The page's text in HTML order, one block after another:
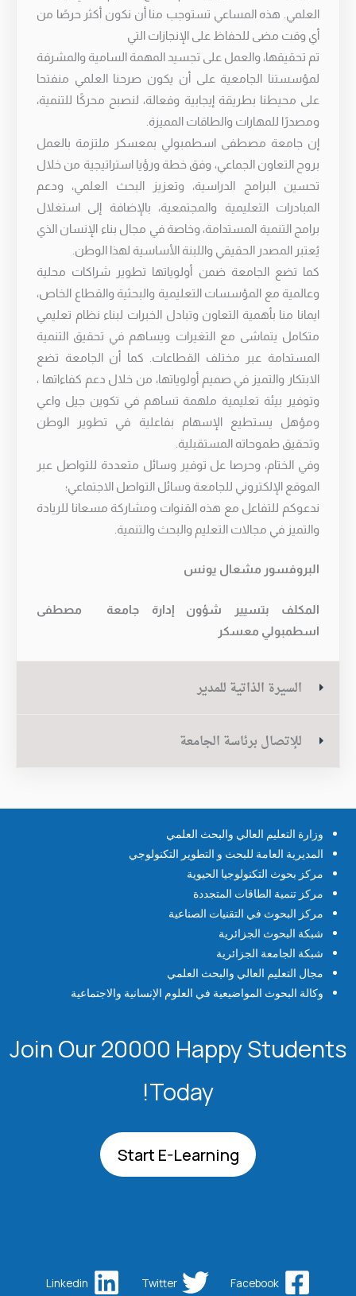
العلمي. هذه المساعي تستوجب منا أن نكون أكثر حرصًا من
أي وقت مضى للحفاظ على الإنجازات التي
تم تحقيقها، والعمل على تجسيد المهمة السامية والمشرفة
لمؤسستنا الجامعية على أن يكون صرحنا العلمي منفتحا
على محيطنا بطريقة إيجابية وفعالة، لنصبح محركًا للتنمية،
ومصدرًا للمهارات والطاقات المميزة.
إن جامعة مصطفى اسطمبولي بمعسكر ملتزمة بالعمل
بروح التعاون الجماعي، وفق خطة ورؤيا استراتيجية من خلال
تحسين البرامج الدراسية، وتعزيز البحث العلمي، ودعم
المبادرات التعليمية والمجتمعية، بالإضافة إلى استغلال
برامج التنمية المستدامة، وخاصة في مجال بناء الإنسان الذي
يُعتبر المصدر الحقيقي واللبنة الأساسية لهذا الوطن.
كما تضع الجامعة ضمن أولوياتها تطوير شراكات محلية
وعالمية مع المؤسسات التعليمية والبحثية والقطاع الخاص،
ايمانا منا بأهمية التعاون وتبادل الخبرات لبناء نظام تعليمي
متكامل يتماشى مع التغيرات ويساهم في تحقيق التنمية
المستدامة عبر مختلف القطاعات. كما أن الجامعة تضع
الابتكار والتميز في صميم أولوياتها، من خلال دعم كفاءاتها ،
وتوفير بيئة تعليمية ملهمة تساهم في تكوين جيل واعي
ومؤهل يستطيع الإسهام بفاعلية في تطوير الوطن
وتحقيق طموحاته المستقبلية.
وفي الختام، وحرصا عل توفير وسائل متعددة للتواصل عبر
الموقع الإلكتروني للجامعة وسائل التواصل الاجتماعي؛
ندعوكم للتفاعل مع هذه القنوات ومشاركة مسعانا للريادة
والتميز في مجالات التعليم والبحث والتنمية.
البروفسور مشعال يونس
المكلف بتسيير شؤون إدارة جامعة مصطفى
اسطمبولي معسكر
السيرة الذاتية للمدير
للإتصال برئاسة الجامعة
وزارة التعليم العالي والبحث العلمي
المديرية العامة للبحث و التطوير التكنولوجي
مركز بحوث التكنولوجيا الحيوية
مركز تنمية الطاقات المتجددة
مركز البحوث في التقنيات الصناعية
شبكة البحوث الجزائرية
شبكة الجامعة الجزائرية
مجال التعليم العالي والبحث العلمي
وكالة البحوث المواضيعية في العلوم الإنسانية والاجتماعية
Join Our 20000 Happy Students​
Today!
Start E-Learning
Facebook
Twitter
Linkedin